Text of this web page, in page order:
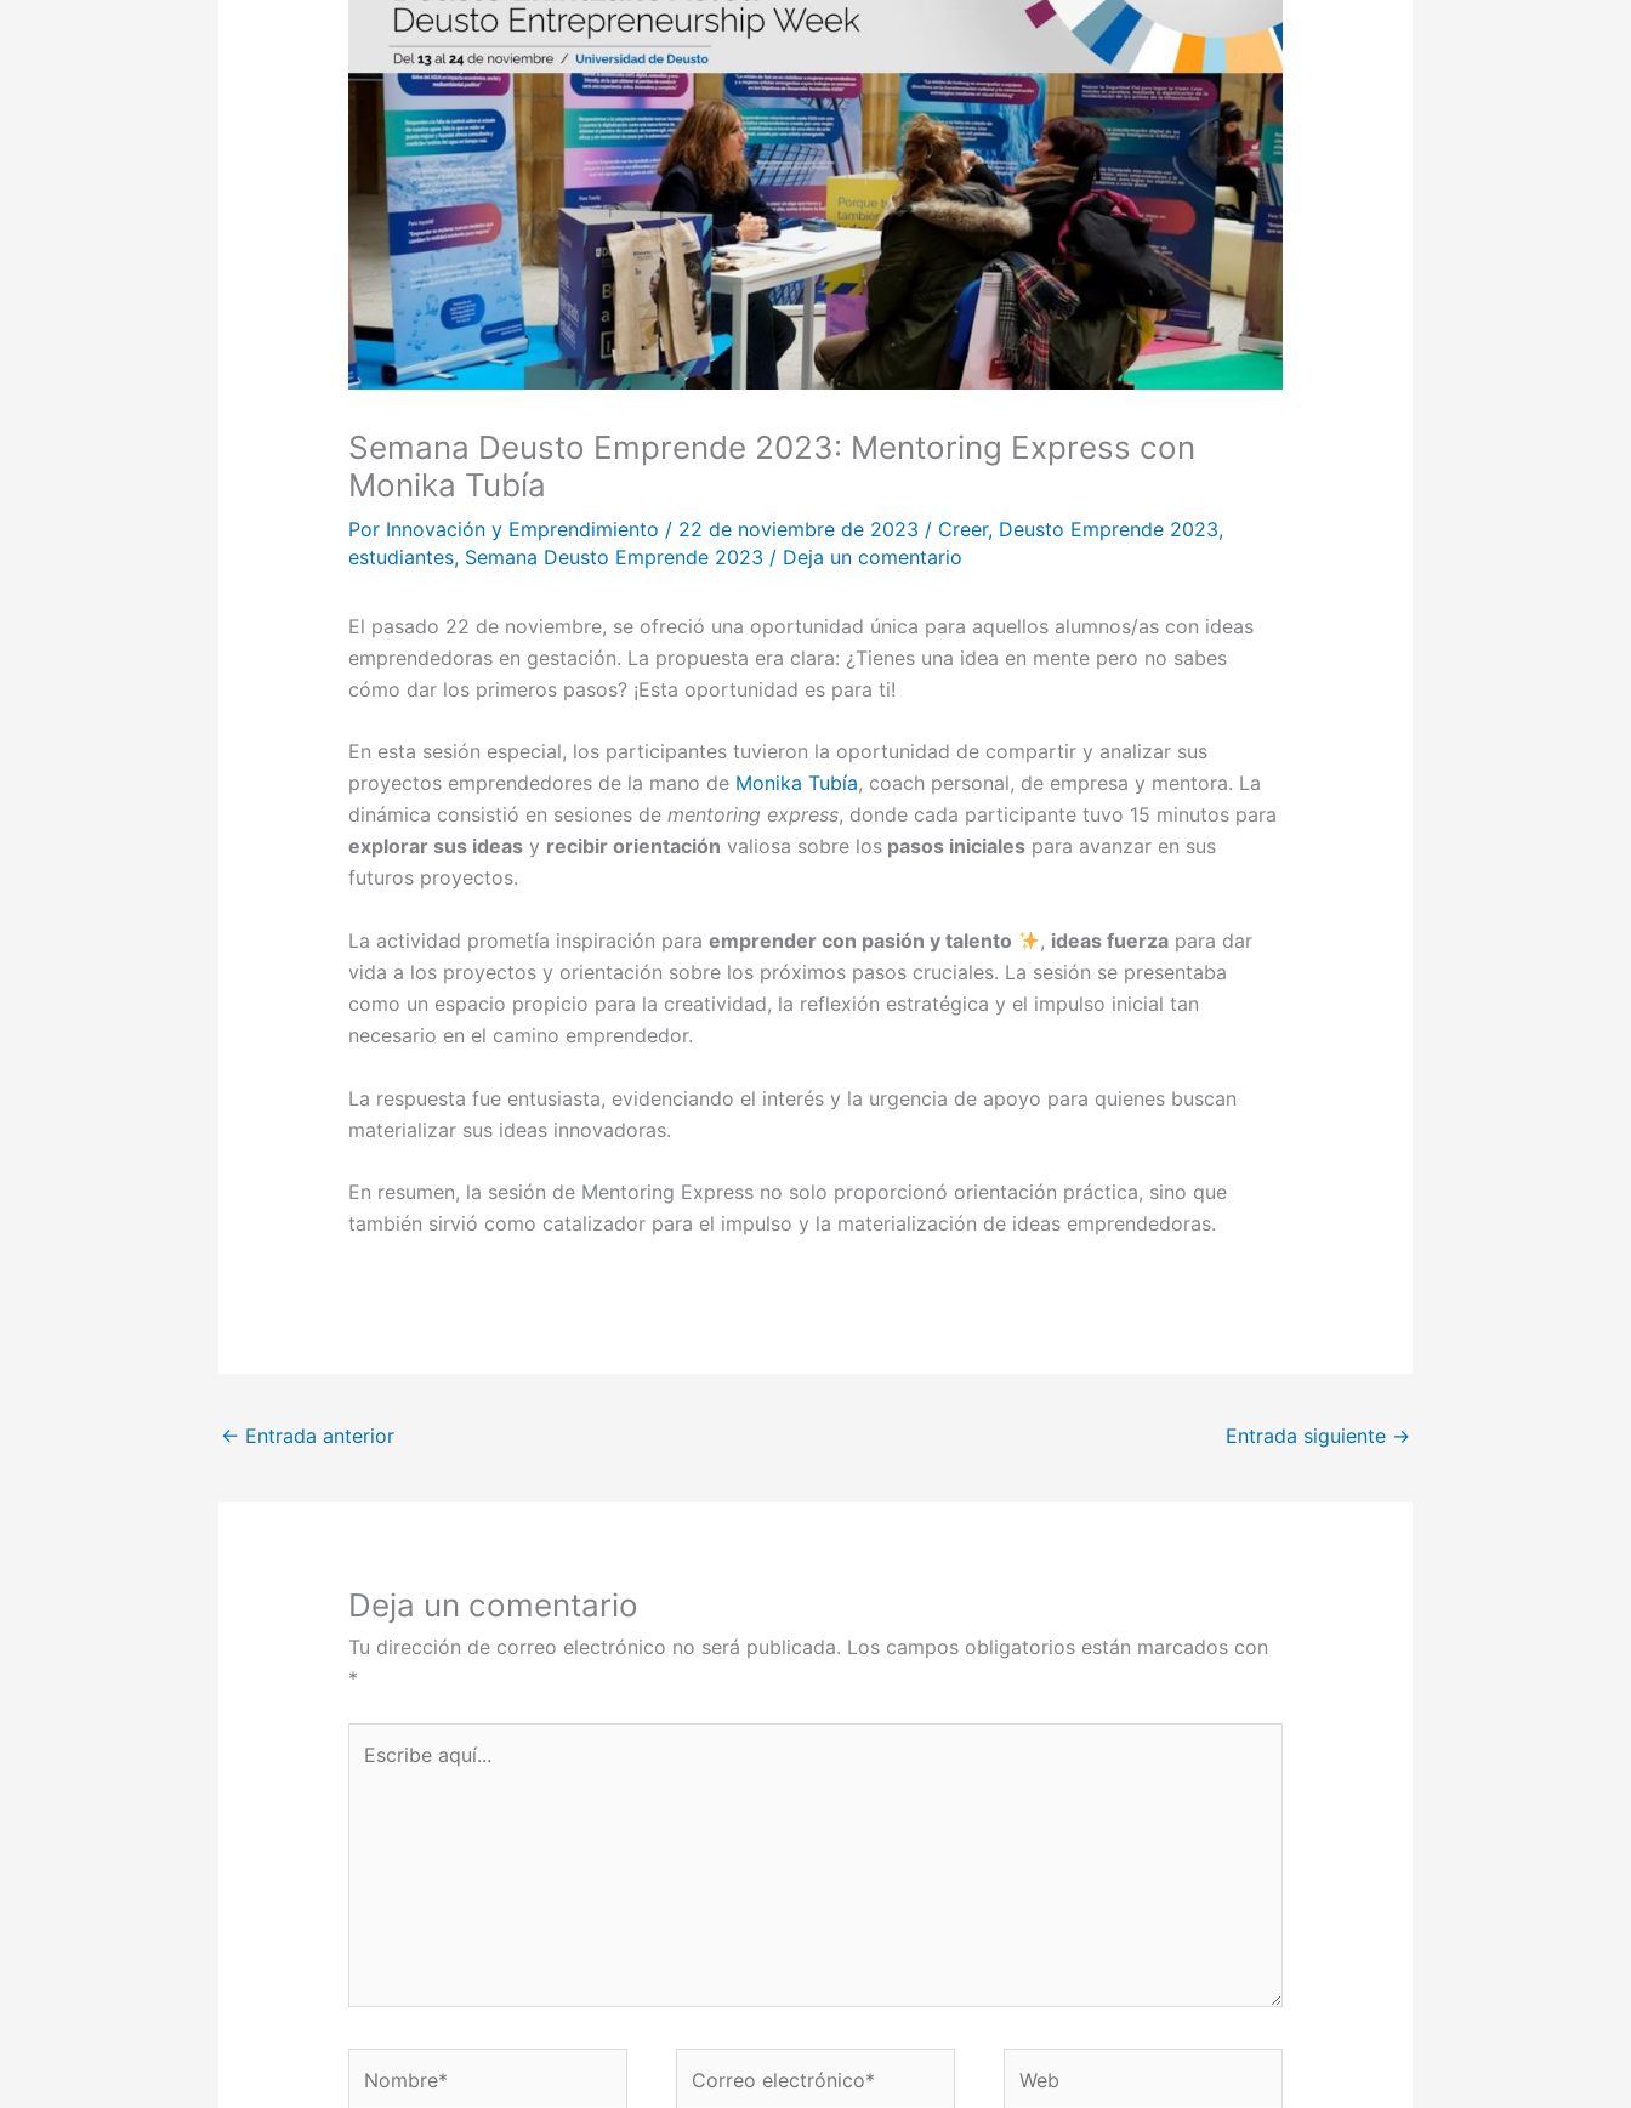
Semana Deusto Emprende 2023: Mentoring Express con
Monika Tubía
Por Innovación y Emprendimiento / 22 de noviembre de 2023 / Creer, Deusto Emprende 2023,
estudiantes, Semana Deusto Emprende 2023 / Deja un comentario
El pasado 22 de noviembre, se ofreció una oportunidad única para aquellos alumnos/as con ideas
emprendedoras en gestación. La propuesta era clara: ¿Tienes una idea en mente pero no sabes
cómo dar los primeros pasos? ¡Esta oportunidad es para ti!
En esta sesión especial, los participantes tuvieron la oportunidad de compartir y analizar sus
proyectos emprendedores de la mano de Monika Tubía, coach personal, de empresa y mentora. La
dinámica consistió en sesiones de mentoring express, donde cada participante tuvo 15 minutos para
explorar sus ideasy recibir orientación valiosa sobre lospasos inicialespara avanzar en sus
futuros proyectos.
La actividad prometía inspiración para emprender con pasión y talento , ideas fuerzapara dar
vida a los proyectos y orientación sobre los próximos pasos cruciales. La sesión se presentaba
como un espacio propicio para la creatividad, la reflexión estratégica y el impulso inicial tan
necesario en el camino emprendedor.
La respuesta fue entusiasta, evidenciando el interés y la urgencia de apoyo para quienes buscan
materializar sus ideas innovadoras.
En resumen, la sesión de Mentoring Express no solo proporcionó orientación práctica, sino que
también sirvió como catalizador para el impulso y la materialización de ideas emprendedoras.
← Entrada anterior Entrada siguiente →
Deja un comentario
Tu dirección de correo electrónico no será publicada. Los campos obligatorios están marcados con
*
aquí...
electrónico*